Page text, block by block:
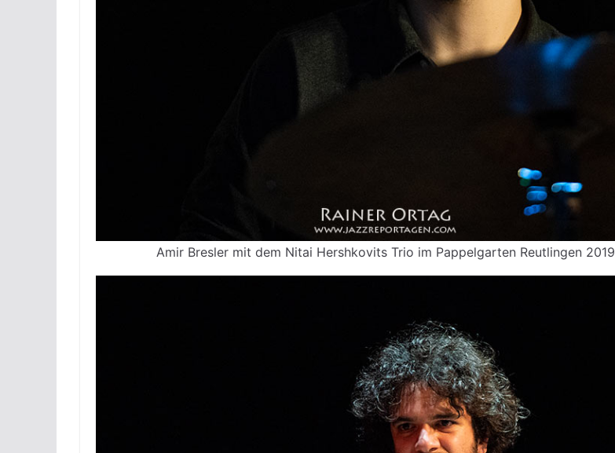
Amir Bresler mit dem Nitai Hershkovits Trio im Pappelgarten Reutlingen 2019